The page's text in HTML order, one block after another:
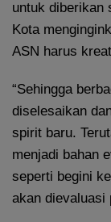
untuk diberikan
Kota
ASN harus
“Sehingga
diselesaikan
spirit baru.
menjadi bahan
seperti begini
akan dievaluasi